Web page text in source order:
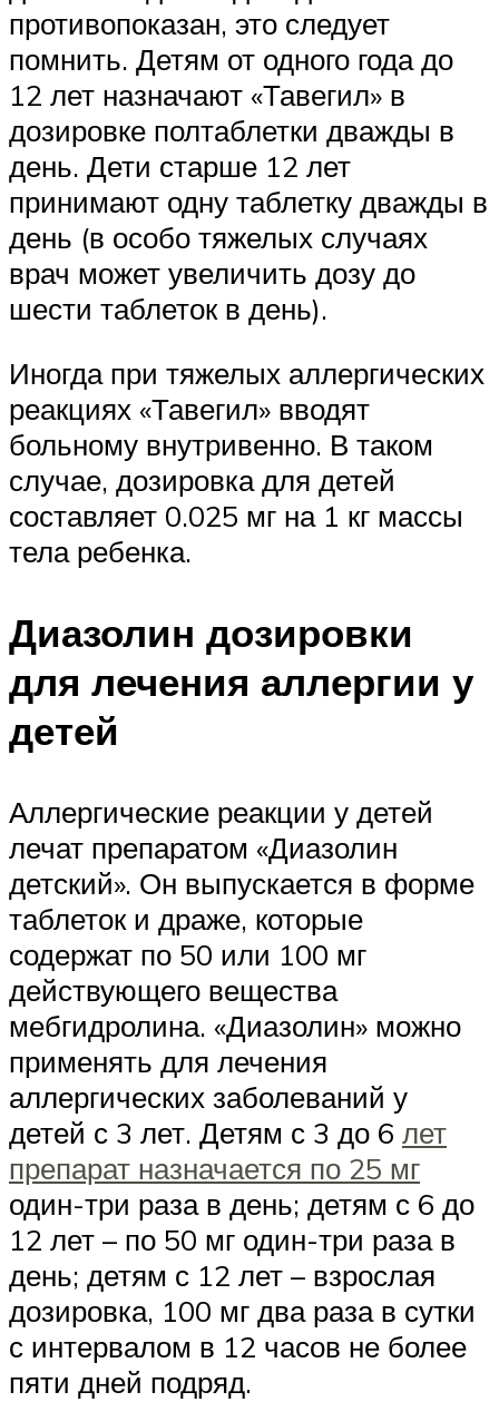
противопоказан, это следует
помнить. Детям от одного года до
12 лет назначают «Тавегил» в
дозировке полтаблетки дважды в
день. Дети старше 12 лет
принимают одну таблетку дважды в
день (в особо тяжелых случаях
врач может увеличить дозу до
шести таблеток в день).
Иногда при тяжелых аллергических
реакциях «Тавегил» вводят
больному внутривенно. В таком
случае, дозировка для детей
составляет 0.025 мг на 1 кг массы
тела ребенка.
Диазолин дозировки
для лечения аллергии у
детей
Аллергические реакции у детей
лечат препаратом «Диазолин
детский». Он выпускается в форме
таблеток и драже, которые
содержат по 50 или 100 мг
действующего вещества
мебгидролина. «Диазолин» можно
применять для лечения
аллергических заболеваний у
детей с 3 лет. Детям с 3 до 6 лет
препарат назначается по 25 мг
один-три раза в день; детям с 6 до
12 лет – по 50 мг один-три раза в
день; детям с 12 лет – взрослая
дозировка, 100 мг два раза в сутки
с интервалом в 12 часов не более
пяти дней подряд.